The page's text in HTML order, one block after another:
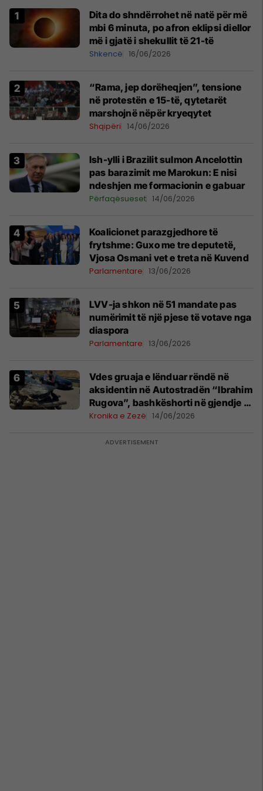
Dita do shndërrohet në natë për më
mbi 6 minuta, po afron eklipsi diellor
më i gjatë i shekullit të 21-të
Shkencë 16/06/2026
“Rama, jep dorëheqjen”, tensione
në protestën e 15-të, qytetarët
marshojnë nëpër kryeqytet
Shqipëri 14/06/2026
Ish-ylli i Brazilit sulmon Ancelottin
pas barazimit me Marokun: E nisi
ndeshjen me formacionin e gabuar
Përfaqësueset 14/06/2026
Koalicionet parazgjedhore të
frytshme: Guxo me tre deputetë,
Vjosa Osmani vet e treta në Kuvend
Parlamentare 13/06/2026
LVV-ja shkon në 51 mandate pas
numërimit të një pjese të votave nga
diaspora
Parlamentare 13/06/2026
Vdes gruaja e lënduar rëndë në
aksidentin në Autostradën “Ibrahim
Rugova”, bashkëshorti në gjendje të
rëndë
Kronika e Zezë 14/06/2026